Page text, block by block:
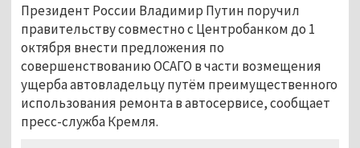
Президент России Владимир Путин поручил
правительству совместно с Центробанком до 1
октября внести предложения по
совершенствованию ОСАГО в части возмещения
ущерба автовладельцу путём преимущественного
использования ремонта в автосервисе, сообщает
пресс-служба Кремля.